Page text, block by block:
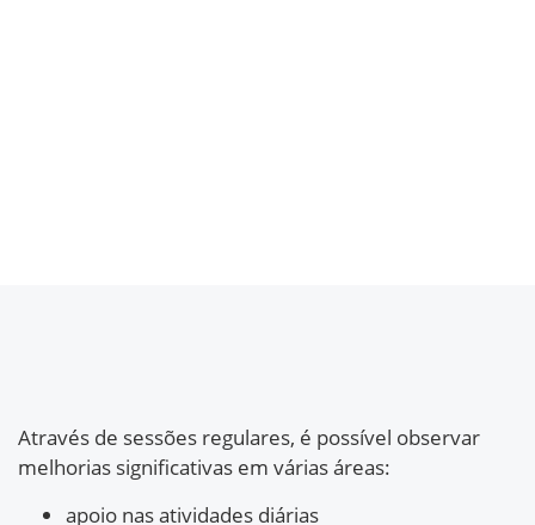
Através de sessões regulares, é possível observar
melhorias significativas em várias áreas:
apoio nas atividades diárias